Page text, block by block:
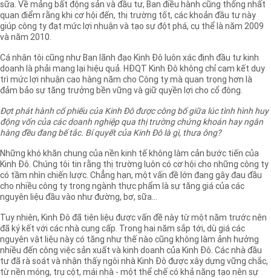
sữa. Về mảng bất động sản và đầu tư, Ban điều hành cũng thống nhất
quan điểm rằng khi cơ hội đến, thị trường tốt, các khoản đầu tư này
giúp công ty đạt mức lợi nhuận và tạo sự đột phá, cụ thể là năm 2009
và năm 2010.
Cá nhân tôi cũng như Ban lãnh đạo Kinh Đô luôn xác định đầu tư kinh
doanh là phải mang lại hiệu quả. HĐQT Kinh Đô không chỉ cam kết duy
trì mức lợi nhuận cao hàng năm cho Công ty mà quan trọng hơn là
đảm bảo sự tăng trưởng bền vững và giữ quyền lợi cho cổ đông.
Đợt phát hành cổ phiếu của Kinh Đô được công bố giữa lúc tình hình huy
động vốn của các doanh nghiệp qua thị trường chứng khoán hay ngân
hàng đều đang bế tắc. Bí quyết của Kinh Đô là gì, thưa ông?
Những khó khăn chung của nền kinh tế không làm cản bước tiến của
Kinh Đô. Chúng tôi tin rằng thị trường luôn có cơ hội cho những công ty
có tầm nhìn chiến lược. Chẳng hạn, một vấn đề lớn đang gây đau đầu
cho nhiều công ty trong ngành thực phẩm là sự tăng giá của các
nguyên liệu đầu vào như đường, bơ, sữa…
Tuy nhiên, Kinh Đô đã tiên liệu được vấn đề này từ một năm trước nên
đã ký kết với các nhà cung cấp. Trong hai năm sắp tới, dù giá các
nguyên vật liệu này có tăng như thế nào cũng không làm ảnh hưởng
nhiều đến công việc sản xuất và kinh doanh của Kinh Đô. Các nhà đầu
tư đã rà soát và nhận thấy ngôi nhà Kinh Đô được xây dựng vững chắc,
từ nền móng, trụ cột, mái nhà - một thể chế có khả năng tạo nên sự